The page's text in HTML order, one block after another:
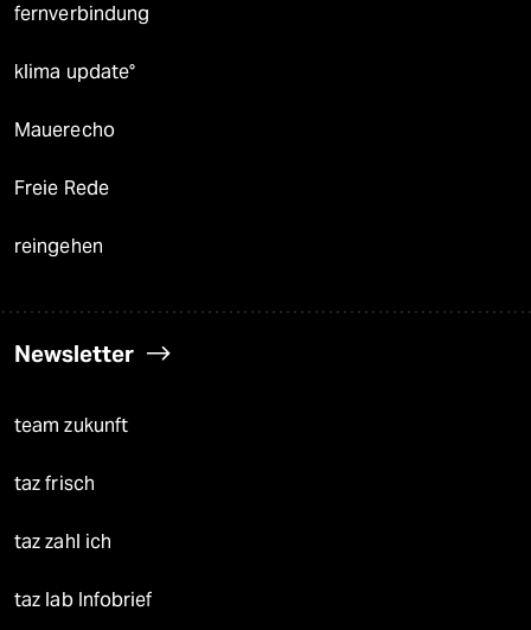
fernverbindung
klima update°
Mauerecho
Freie Rede
reingehen
Newsletter
team zukunft
taz frisch
taz zahl ich
taz lab Infobrief